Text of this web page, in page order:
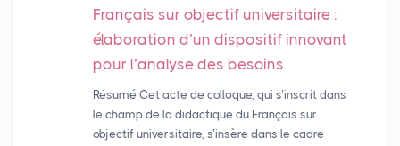
Français sur objectif universitaire :
élaboration d’un dispositif innovant
pour l’analyse des besoins
Résumé Cet acte de colloque, qui s’inscrit dans
le champ de la didactique du Français sur
objectif universitaire, s’insère dans le cadre